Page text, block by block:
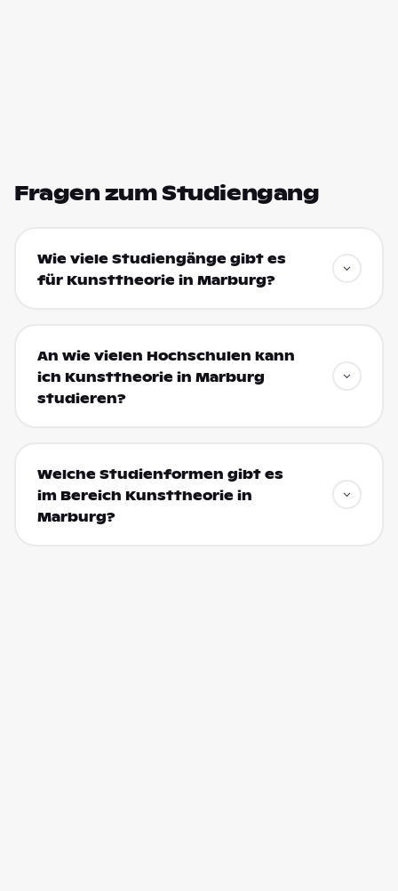
Fragen zum Studiengang
Wie viele Studiengänge gibt es
für Kunsttheorie in Marburg?
An wie vielen Hochschulen kann
ich Kunsttheorie in Marburg
studieren?
Welche Studienformen gibt es
im Bereich Kunsttheorie in
Marburg?